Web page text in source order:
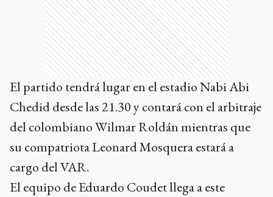
El partido tendrá lugar en el estadio Nabi Abi
Chedid desde las 21.30 y contará con el arbitraje
del colombiano Wilmar Roldán mientras que
su compatriota Leonard Mosquera estará a
cargo del VAR.
El equipo de Eduardo Coudet llega a este